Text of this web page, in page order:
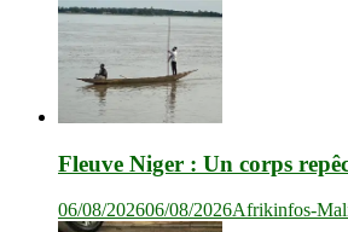
Fleuve Niger : Un corps
06/08/202606/08/2026Afrikinfos-